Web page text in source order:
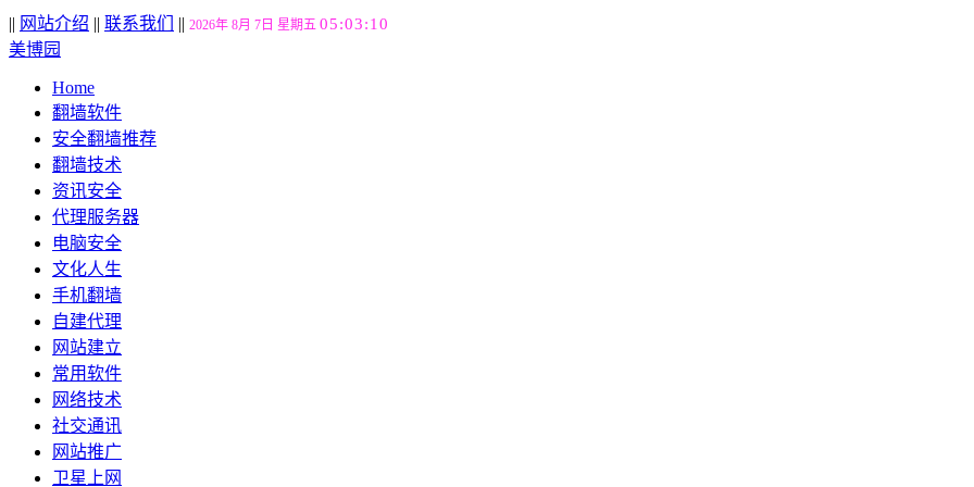
|| 网站介绍 || 联系我们 || 2026年 8月 7日 星期五 05:03:11
美博园
Home
翻墙软件
安全翻墙推荐
翻墙技术
资讯安全
代理服务器
电脑安全
文化人生
手机翻墙
自建代理
网站建立
常用软件
网络技术
社交通讯
网站推广
卫星上网